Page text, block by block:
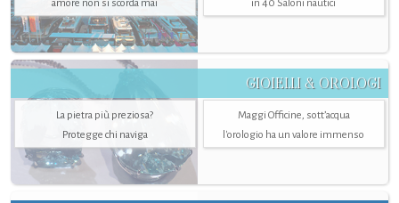
amore non si scorda mai
in 40 Saloni nautici
GIOIELLI & OROLOGI
La pietra più preziosa?
Protegge chi naviga
Maggi Officine, sott’acqua
l'orologio ha un valore immenso